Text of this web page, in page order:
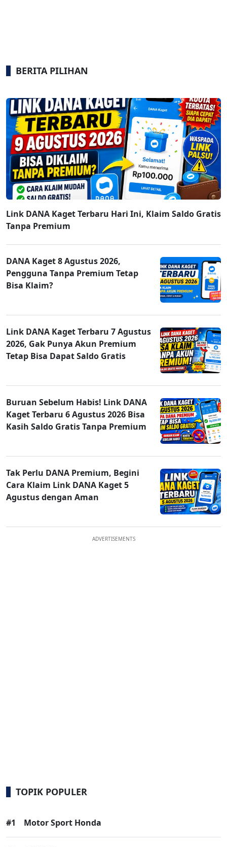
BERITA PILIHAN
Link DANA Kaget Terbaru Hari Ini, Klaim Saldo Gratis
Tanpa Premium
DANA Kaget 8 Agustus 2026,
Pengguna Tanpa Premium Tetap
Bisa Klaim?
Link DANA Kaget Terbaru 7 Agustus
2026, Gak Punya Akun Premium
Tetap Bisa Dapat Saldo Gratis
Buruan Sebelum Habis! Link DANA
Kaget Terbaru 6 Agustus 2026 Bisa
Kasih Saldo Gratis Tanpa Premium
Tak Perlu DANA Premium, Begini
Cara Klaim Link DANA Kaget 5
Agustus dengan Aman
ADVERTISEMENTS
TOPIK POPULER
#1 Motor Sport Honda